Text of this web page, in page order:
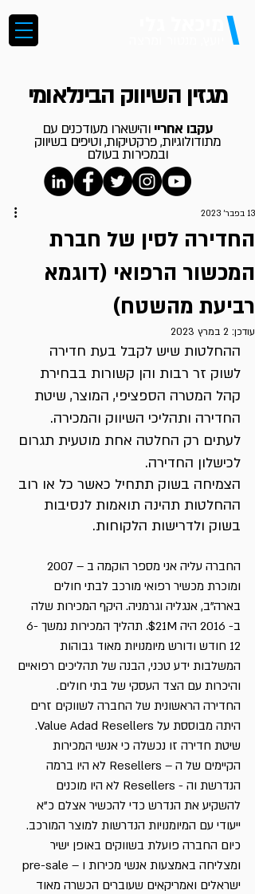
\
מגזין השיווק הבינלאומי
עקבו אחריי והישארו מעודכנים עם
מתודולוגיות, פרקטיקות, וטיפים בשיווק
ובמכירות בעולם
החדירה לסין של חברת
המכשור הרפואי (דוגמא
רביעת מהשטח)
13 בפבר׳ 2023
עודכן: 2 במרץ 2023
ההחלטות שיש לקבל בעת חדירה
לשוק זר רבות והן קשורות בבחירת
קהל המטרה הספציפי, המוצר, שיטת
החדירה ותהליכי השיווק והמכירה.
לעתים רק החלטה אחת מוטעית תגרום
לכישלון החדירה.
הצמיחה בשוק תתחיל כאשר כל או רוב
ההחלטות תהינה תואמות לנסיבות
בשוק ולדרישות הלקוחות.
ומוכרת מכשיר רפואי מורכב לבתי חולים
בארה"ב, אנגליה וגרמניה. היקף המכירות שלה
ב- 2016 היה 21M$. תהליך המכירות נמשך 6-
12 חודש ודורש מיומנויות מאוד גבוהות
המשלבות ידע טכני, הבנה של תהליכים רפואיים
והיכרות עם הצד העסקי של בתי חולים.
החדירה הראשונית של החברה לשווקים זרים
היתה מבוססת על Value Adad Resellers.
שיטת חדירה זו נכשלה כי אנשי המכירות
הקיימים של ה – Resellers לא היו ברמה
הנדרשת וה - Resellers לא היו מוכנים
להשקיע את הנדרש כדי להכשיר אצלם כ"א
ייעודי עם המיומנויות הנדרשות למוצר המורכב.
כיום החברה פועלת בשווקים באופן ישיר
ישראלים ואמריקאים שעוברים הכשרה מאוד